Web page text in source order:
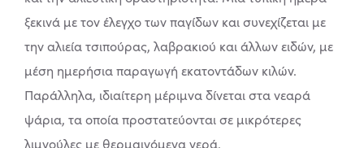
ξεκινά με τον έλεγχο των παγίδων και συνεχίζεται με
την αλιεία τσιπούρας, λαβρακιού και άλλων ειδών, με
μέση ημερήσια παραγωγή εκατοντάδων κιλών.
Παράλληλα, ιδιαίτερη μέριμνα δίνεται στα νεαρά
ψάρια, τα οποία προστατεύονται σε μικρότερες
λιμνούλες με θερμαινόμενα νερά.